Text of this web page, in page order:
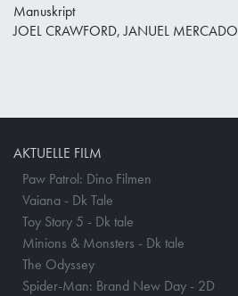
Manuskript
JOEL CRAWFORD, JANUEL MERCADO
AKTUELLE FILM
Paw Patrol: Dino Filmen
Vaiana - Dk Tale
Toy Story 5 - Dk tale
Minions & Monsters - Dk tale
The Odyssey
Spider-Man: Brand New Day - 2D